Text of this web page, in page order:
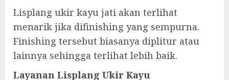
Lisplang ukir kayu jati akan terlihat
menarik jika difinishing yang sempurna.
Finishing tersebut biasanya diplitur atau
lainnya sehingga terlihat lebih baik.
Layanan Lisplang Ukir Kayu